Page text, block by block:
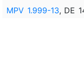
MPV 1.999-13, DE